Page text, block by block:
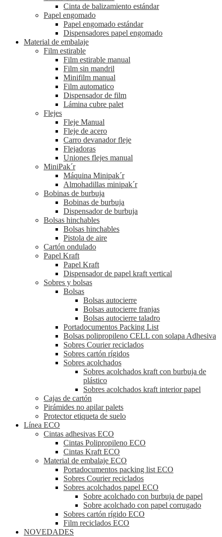
Cinta de balizamiento estándar
Papel engomado
Papel engomado estándar
Dispensadores papel engomado
Material de embalaje
Film estirable
Film estirable manual
Film sin mandril
Minifilm manual
Film automatico
Dispensador de film
Lámina cubre palet
Flejes
Fleje Manual
Fleje de acero
Carro devanador fleje
Flejadoras
Uniones flejes manual
MiniPak´r
Máquina Minipak´r
Almohadillas minipak´r
Bobinas de burbuja
Bobinas de burbuja
Dispensador de burbuja
Bolsas hinchables
Bolsas hinchables
Pistola de aire
Cartón ondulado
Papel Kraft
Papel Kraft
Dispensador de papel kraft vertical
Sobres y bolsas
Bolsas
Bolsas autocierre
Bolsas autocierre franjas
Bolsas autocierre taladro
Portadocumentos Packing List
Bolsas polipropileno CELL con solapa Adhesiva
Sobres Courier reciclados
Sobres cartón rígidos
Sobres acolchados
Sobres acolchados kraft con burbuja de
plástico
Sobres acolchados kraft interior papel
Cajas de cartón
Pirámides no apilar palets
Protector etiqueta de suelo
Línea ECO
Cintas adhesivas ECO
Cintas Polipropileno ECO
Cintas Kraft ECO
Material de embalaje ECO
Portadocumentos packing list ECO
Sobres Courier reciclados
Sobres acolchados papel ECO
Sobre acolchado con burbuja de papel
Sobre acolchado con papel corrugado
Sobres cartón rígido ECO
Film reciclados ECO
NOVEDADES